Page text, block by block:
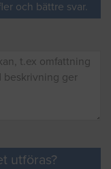
och bättre svar.
utföras?